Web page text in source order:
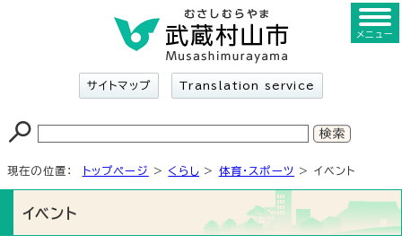
サイトマップ Translation service
メニュー
現在の位置： トップページ > くらし > 体育・スポーツ > イベント
イベント